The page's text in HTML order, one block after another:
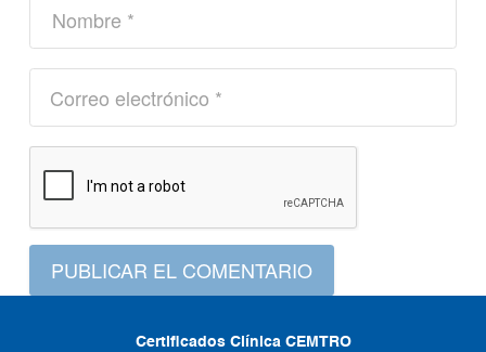
PUBLICAR EL COMENTARIO
Certificados Clínica CEMTRO